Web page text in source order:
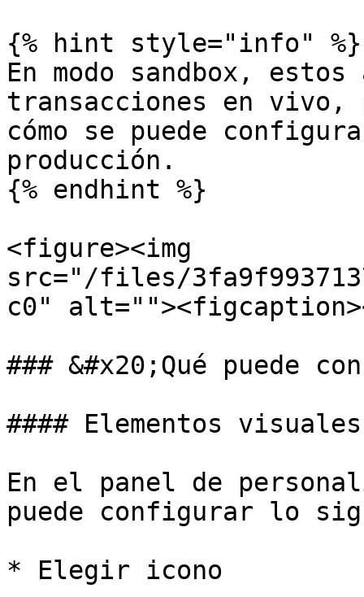
{% hint style="info" %}
En modo sandbox,
transacciones en vivo,
cómo se puede
producción.
{% endhint %}
<figure><img
src="/files/
c0"
### &#x20;Qué puede
#### Elementos
En el panel de
puede configurar lo
* Elegir icono